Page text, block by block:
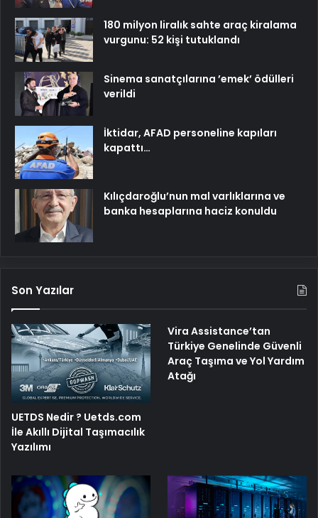
180 milyon liralık sahte araç kiralama
vurgunu: 52 kişi tutuklandı
Sinema sanatçılarına ’emek’ ödülleri
verildi
İktidar, AFAD personeline kapıları
kapattı…
Kılıçdaroğlu’nun mal varlıklarına ve
banka hesaplarına haciz konuldu
Son Yazılar
UETDS Nedir ? Uetds.com
İle Akıllı Dijital Taşımacılık
Yazılımı
Vira Assistance’tan
Türkiye Genelinde Güvenli
Araç Taşıma ve Yol Yardım
Atağı